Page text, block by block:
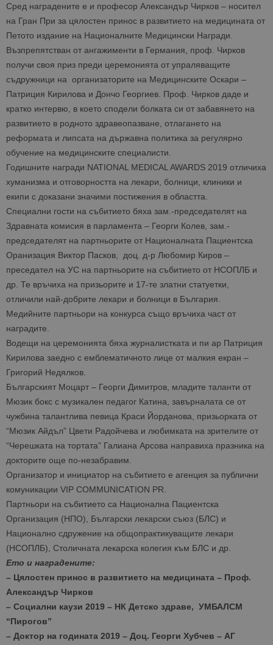
Сред наградените е и професор Александър Чирков – носител
на Гран При за цялостен принос в развитието на медицината от
Петото издание на Националните Медицински Награди.
Възпрепятстван от ангажименти в Германия, проф. Чирков
получи своя приз преди церемонията от упраляващите
съдружници на организаторите на Медицинските Оскари –
Патриция Кирилова и Дончо Георгиев. Проф. Чирков даде и
кратко интервю, в което сподели болката си от забавянето на
развитието в родното здравеопазване, отлагането на
реформата и липсата на държавна политика за регулярно
обучение на медицинските специалисти.
Годишните награди NATIONAL MEDICAL AWARDS 2019 отличиха
хуманизма и отговорността на лекари, болници, клиники и
екипи с доказани значими постижения в областта.
Специални гости на събитието бяха зам.-председателят на
Здравната комисия в парламента – Георги Колев, зам.-
председателят на партньорите от Националната Пациентска
Оранизация Виктор Пасков, доц. д-р Любомир Киров –
преседател на УС на партньорите на събитието от НСОПЛБ и
др. Те връчиха на призьорите и 17-те златни статуетки,
отличили най-добрите лекари и болници в България.
Медийните партньори на конкурса също връчиха част от
наградите.
Водещи на церемонията бяха журналистката и пи ар Патриция
Кирилова заедно с емблематичното лице от малкия екран –
Григорий Недялков.
Българският Моцарт – Георги Димитров, младите таланти от
Мюзик бокс с музикален педагог Катина, завърналата се от
чужбина талантлива певица Краси Йорданова, призьорката от
“Мюзик Айдъл” Цвети Радойчева и любимката на зрителите от
“Черешката на тортата” Галиана Арсова направиха празника на
докторите още по-незабравим.
Организатор и инициатор на събитието е агенция за публични
комуникации VIP COMMUNICATION PR.
Партньори на събитието са Национална Пациентска
Организация (НПО), Български лекарски съюз (БЛС) и
Национално сдружение на общопрактикуващите лекари
(НСОПЛБ), Столичната лекарска колегия към БЛС и др.
Ето и наградените:
– Цялостен принос в развитието на медицината – Проф.
Александър Чирков
– Социални каузи 2019 – НК Детско здраве, УМБАЛСМ
“Пирогов”
– Доктор на годината 2019 – Доц. Георги Хубчев – АГ